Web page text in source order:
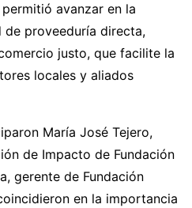
avanzar en la
de proveeduría directa,
justo, que facilite la
locales y aliados
María José Tejero,
de Impacto de Fundación
gerente de Fundación
en la importancia